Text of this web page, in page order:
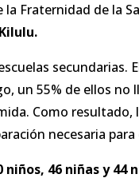
la Fraternidad de la
secundarias.
un 55% de ellos no
Como
necesaria
niños, 46 niñas y 44